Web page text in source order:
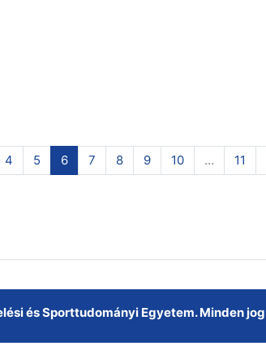
4 4 oldal
5 5 oldal
66 oldal
7 7 oldal
88 oldal
99 oldal
1010 oldal
… 11 11
és Sporttudományi Egyetem. Minden